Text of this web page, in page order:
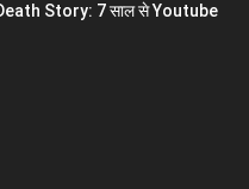
Story: 7 साल से Youtube